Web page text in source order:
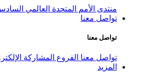
منتدى الأمم المتحدة العالمي السادس
تواصل معنا
تواصل معنا
تواصل معنا الفروع المشاركة
المزيد